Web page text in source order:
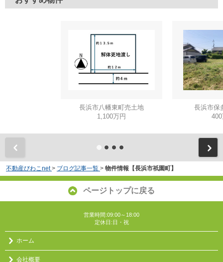
長浜市八幡東町売土地
1,100万円
長浜市保
不動産びわこnet > ブログ記事一覧 > 物件情報【長浜市祇園町】
ページトップに戻る
営業時間:09:00～18:00
定休日:日・祝
ホーム
会社概要